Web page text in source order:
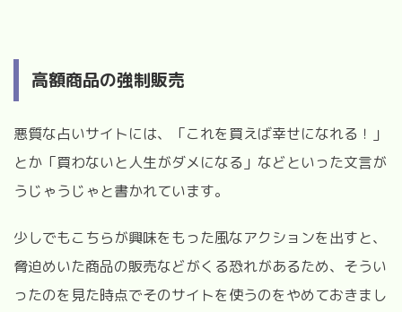
高額商品の強制販売
悪質な占いサイトには、「これを買えば幸せになれる！」
とか「買わないと人生がダメになる」などといった文言が
うじゃうじゃと書かれています。
少しでもこちらが興味をもった風なアクションを出すと、
脅迫めいた商品の販売などがくる恐れがあるため、そうい
ったのを見た時点でそのサイトを使うのをやめておきまし